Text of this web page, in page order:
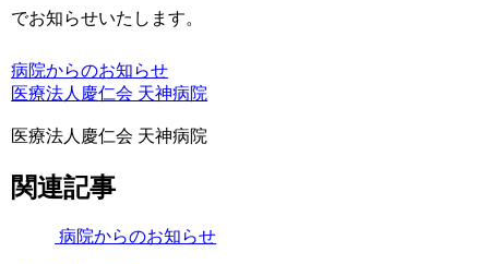
でお知らせいたします。
病院からのお知らせ
医療法人慶仁会 天神病院
医療法人慶仁会 天神病院
関連記事
病院からのお知らせ